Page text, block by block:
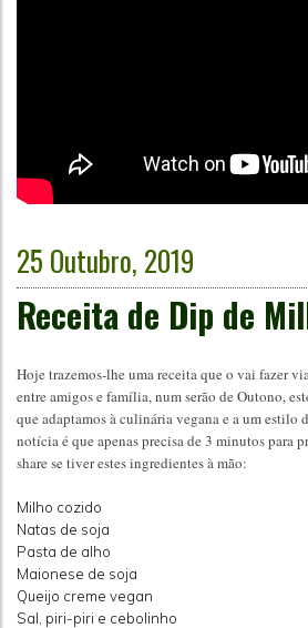
25 Outubro, 2019
Receita de Dip de
Hoje trazemos-lhe uma receita que o vai fazer
entre amigos e família, num serão de Outono,
que adaptamos à culinária vegana e a um estilo
notícia é que apenas precisa de 3 minutos para
share se tiver estes ingredientes à mão:
Milho cozido
Natas de soja
Pasta de alho
Maionese de soja
Queijo creme vegan
Sal, piri-piri e cebolinho